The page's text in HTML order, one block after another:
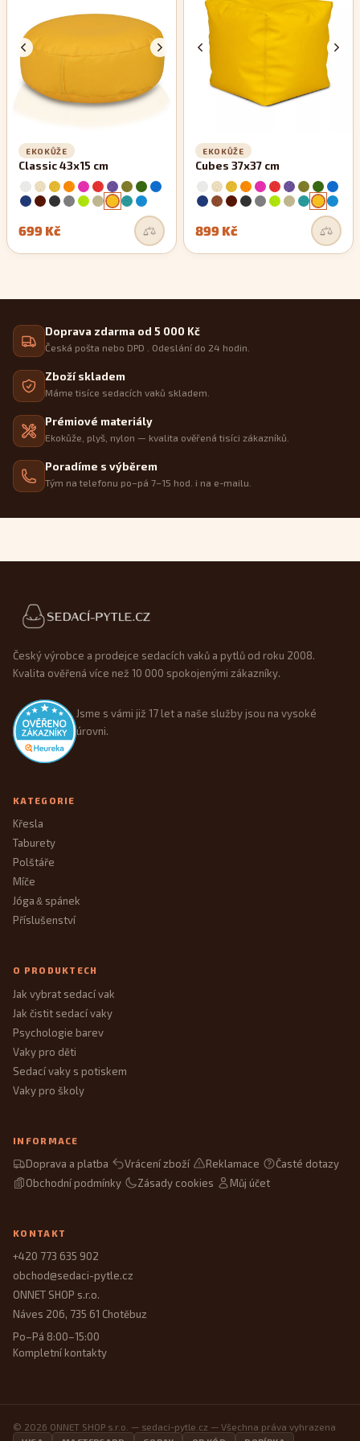
zachovávají si své rovné linie.
EKOKŮŽE
Classic 43x15 cm
699 Kč
EKOKŮŽE
Cubes 37x37 cm
899 Kč
Doprava zdarma od 5 000 Kč
Česká pošta nebo DPD . Odeslání do 24 hodin.
Zboží skladem
Máme tisíce sedacích vaků skladem.
Prémiové materiály
Ekokůže, plyš, nylon — kvalita ověřená tisíci zákazníků.
Poradíme s výběrem
Tým na telefonu po–pá 7–15 hod. i na e-mailu.
Patička webu
Český výrobce a prodejce sedacích vaků a pytlů od roku 2008.
Kvalita ověřená více než 10 000 spokojenými zákazníky.
Jsme s vámi již 17 let a naše služby jsou na vysoké
úrovni.
KATEGORIE
Křesla
Taburety
Polštáře
Míče
Jóga&spánek
Příslušenství
O PRODUKTECH
Jak vybrat sedací vak
Jak čistit sedací vaky
Psychologie barev
Vaky pro děti
Sedací vaky s potiskem
Vaky pro školy
INFORMACE
Doprava a platba Vrácení zboží Reklamace
Časté dotazy
Obchodní podmínky
Zásady cookies Můj účet
KONTAKT
+420 773 635 902
obchod@sedaci-pytle.cz
ONNET SHOP s.r.o.
Náves 206, 735 61 Chotěbuz
Po–Pá 8:00–15:00
Kompletní kontakty
© 2026 ONNET SHOP s.r.o. — sedaci-pytle.cz — Všechna práva vyhrazena